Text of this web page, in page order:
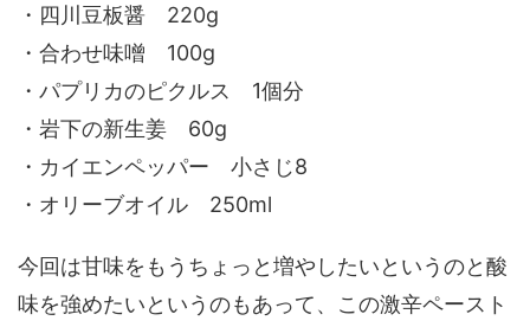
・四川豆板醤 220g
・合わせ味噌 100g
・パプリカのピクルス 1個分
・岩下の新生姜 60g
・カイエンペッパー 小さじ8
・オリーブオイル 250ml
今回は甘味をもうちょっと増やしたいというのと酸
味を強めたいというのもあって、この激辛ペースト